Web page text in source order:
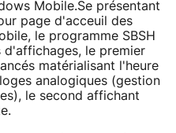
Mobile.Se présentant
page d'acceuil des
le programme SBSH
d'affichages, le premier
matérialisant l'heure
analogiques (gestion
le second affichant